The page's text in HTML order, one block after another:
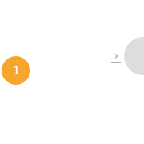
1